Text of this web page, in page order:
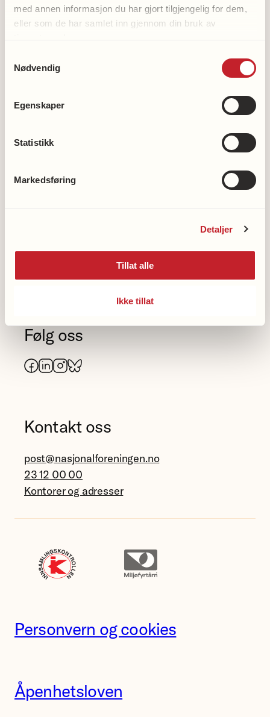
med annen informasjon du har gjort tilgjengelig for dem,
eller som de har samlet inn gjennom din bruk av
Nødvendig
Egenskaper
Statistikk
Markedsføring
Detaljer
Tillat alle
Ikke tillat
Bli medlem
Støtt demensforskningen
Vipps en gave til demensforskningen: 2216
Nasjonalforeningens hjertelinje
Nasjonalforeningens
Følg oss
Facebook
LinkedIn
Instagram
Bluesky
Kontakt oss
post@nasjonalforeningen.no
23 12 00 00
Kontorer og adresser
Personvern og cookies
Åpenhetsloven